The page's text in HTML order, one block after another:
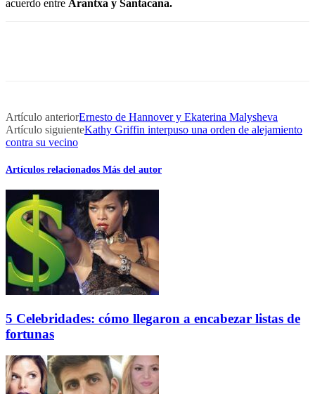
acuerdo entre Arantxa y Santacana.
Artículo anteriorErnesto de Hannover y Ekaterina Malysheva
Artículo siguienteKathy Griffin interpuso una orden de alejamiento
contra su vecino
Artículos relacionados Más del autor
5 Celebridades: cómo llegaron a encabezar listas de
fortunas